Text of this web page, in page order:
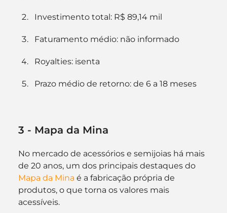
Investimento total: R$ 89,14 mil
Faturamento médio: não informado
Royalties: isenta
Prazo médio de retorno: de 6 a 18 meses
3 - Mapa da Mina
No mercado de acessórios e semijoias há mais
de 20 anos, um dos principais destaques do
Mapa da Mina é a fabricação própria de
produtos, o que torna os valores mais
acessíveis.